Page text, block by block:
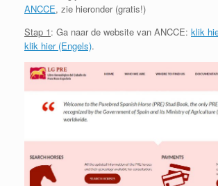
ANCCE, zie hieronder (gratis!)
Stap 1: Ga naar de website van ANCCE: klik
klik hier (Engels).